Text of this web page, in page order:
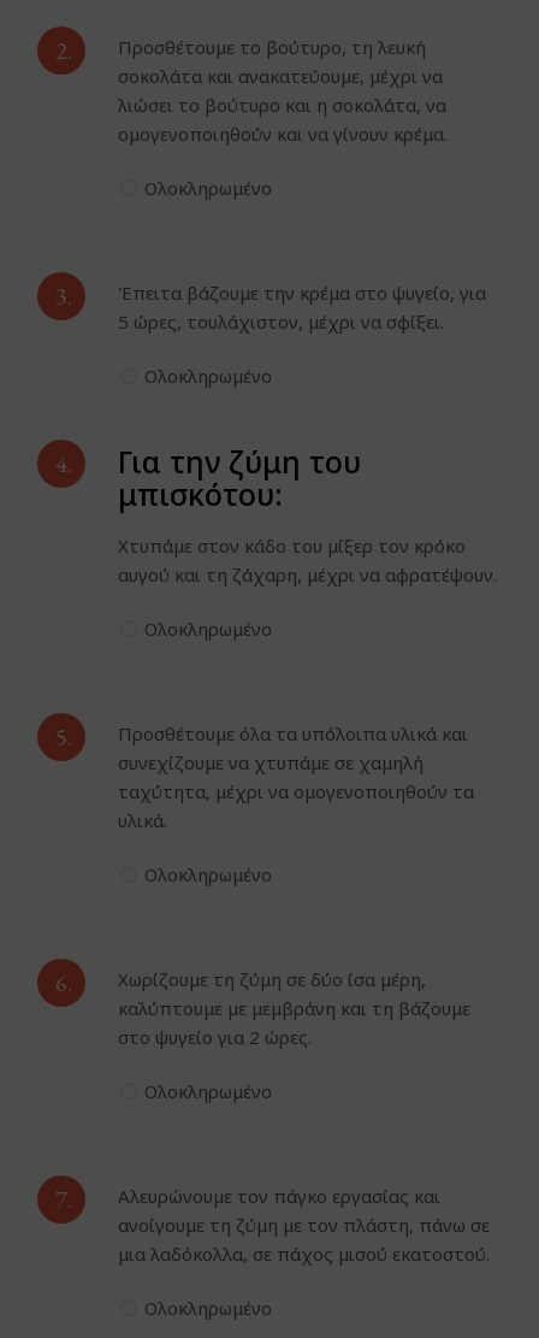
2.
Προσθέτουμε το βούτυρο, τη λευκή
σοκολάτα και ανακατεύουμε, μέχρι να
λιώσει το βούτυρο και η σοκολάτα, να
ομογενοποιηθούν και να γίνουν κρέμα.
Ολοκληρωμένο
3.
Έπειτα βάζουμε την κρέμα στο ψυγείο, για
5 ώρες, τουλάχιστον, μέχρι να σφίξει.
Ολοκληρωμένο
4. Για την ζύμη του
μπισκότου:
Χτυπάμε στον κάδο του μίξερ τον κρόκο
αυγού και τη ζάχαρη, μέχρι να αφρατέψουν.
Ολοκληρωμένο
5.
Προσθέτουμε όλα τα υπόλοιπα υλικά και
συνεχίζουμε να χτυπάμε σε χαμηλή
ταχύτητα, μέχρι να ομογενοποιηθούν τα
υλικά.
Ολοκληρωμένο
6.
Χωρίζουμε τη ζύμη σε δύο ίσα μέρη,
καλύπτουμε με μεμβράνη και τη βάζουμε
στο ψυγείο για 2 ώρες.
Ολοκληρωμένο
7.
Αλευρώνουμε τον πάγκο εργασίας και
ανοίγουμε τη ζύμη με τον πλάστη, πάνω σε
μια λαδόκολλα, σε πάχος μισού εκατοστού.
Ολοκληρωμένο